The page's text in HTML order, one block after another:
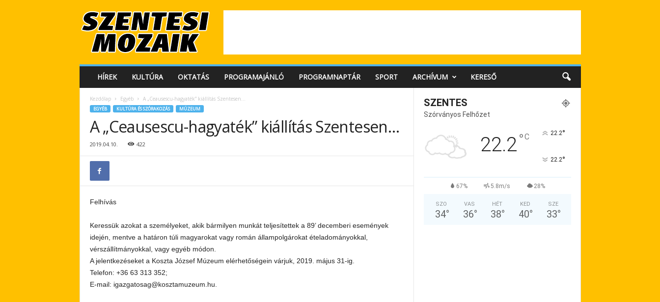
e
HÍREK KULTÚRA OKTATÁS PROGRAMAJÁNLÓ PROGRAMNAPTÁR SPORT ARCHÍVUM KERESŐ
Kezdőlap Egyéb A „Ceausescu-hagyaték” kiállítás Szentesen…
EGYÉB KULTÚRA ÉS SZÓRAKOZÁS MÚZEUM
A „Ceausescu-hagyaték” kiállítás Szentesen…
2019.04.10. 422
Felhívás
Keressük azokat a személyeket, akik bármilyen munkát teljesítettek a 89’ decemberi események
idején, mentve a határon túli magyarokat vagy román állampolgárokat ételadományokkal,
vérszállítmányokkal, vagy egyéb módon.
A jelentkezéseket a Koszta József Múzeum elérhetőségein várjuk, 2019. május 31-ig.
Telefon: +36 63 313 352;
E-mail: igazgatosag@kosztamuzeum.hu.
SZENTES
Szórványos Felhőzet
22.2°C 22.2°
22.2°
67% 5.8m/s 28%
SZO
34°
VAS
36°
HÉT
38°
KED
40°
SZE
33°